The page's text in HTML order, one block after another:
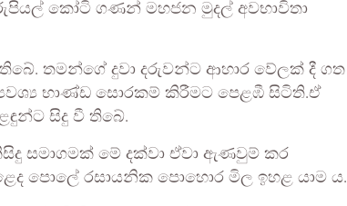
කෝටි ගණන් මහජන මුදල් අවභාවිතා
තමන්ගේ දුවා දරුවන්ට ආහාර වේලක් දී ගත
භාණ්ඩ සොරකම් කිරීමට පෙළඹී සිටිති.ඒ
සිදු වී තිබේ.
සමාගමක් මේ දක්වා ඒවා ඇණවුම් කර
පොලේ රසායනික පොහොර මිල ඉහළ යාම ය.